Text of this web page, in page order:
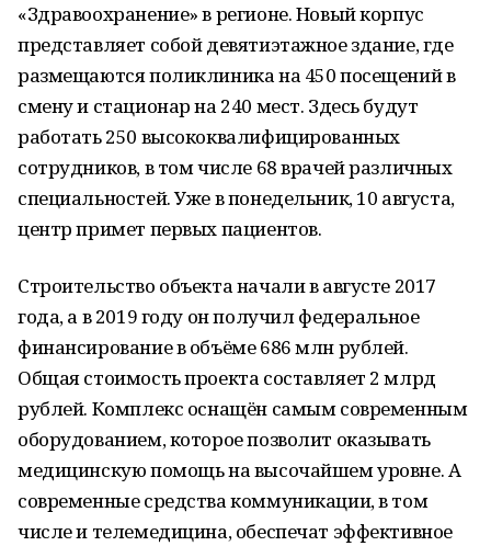
«Здравоохранение» в регионе. Новый корпус
представляет собой девятиэтажное здание, где
размещаются поликлиника на 450 посещений в
смену и стационар на 240 мест. Здесь будут
работать 250 высококвалифицированных
сотрудников, в том числе 68 врачей различных
специальностей. Уже в понедельник, 10 августа,
центр примет первых пациентов.
Строительство объекта начали в августе 2017
года, а в 2019 году он получил федеральное
финансирование в объёме 686 млн рублей.
Общая стоимость проекта составляет 2 млрд
рублей. Комплекс оснащён самым современным
оборудованием, которое позволит оказывать
медицинскую помощь на высочайшем уровне. А
современные средства коммуникации, в том
числе и телемедицина, обеспечат эффективное